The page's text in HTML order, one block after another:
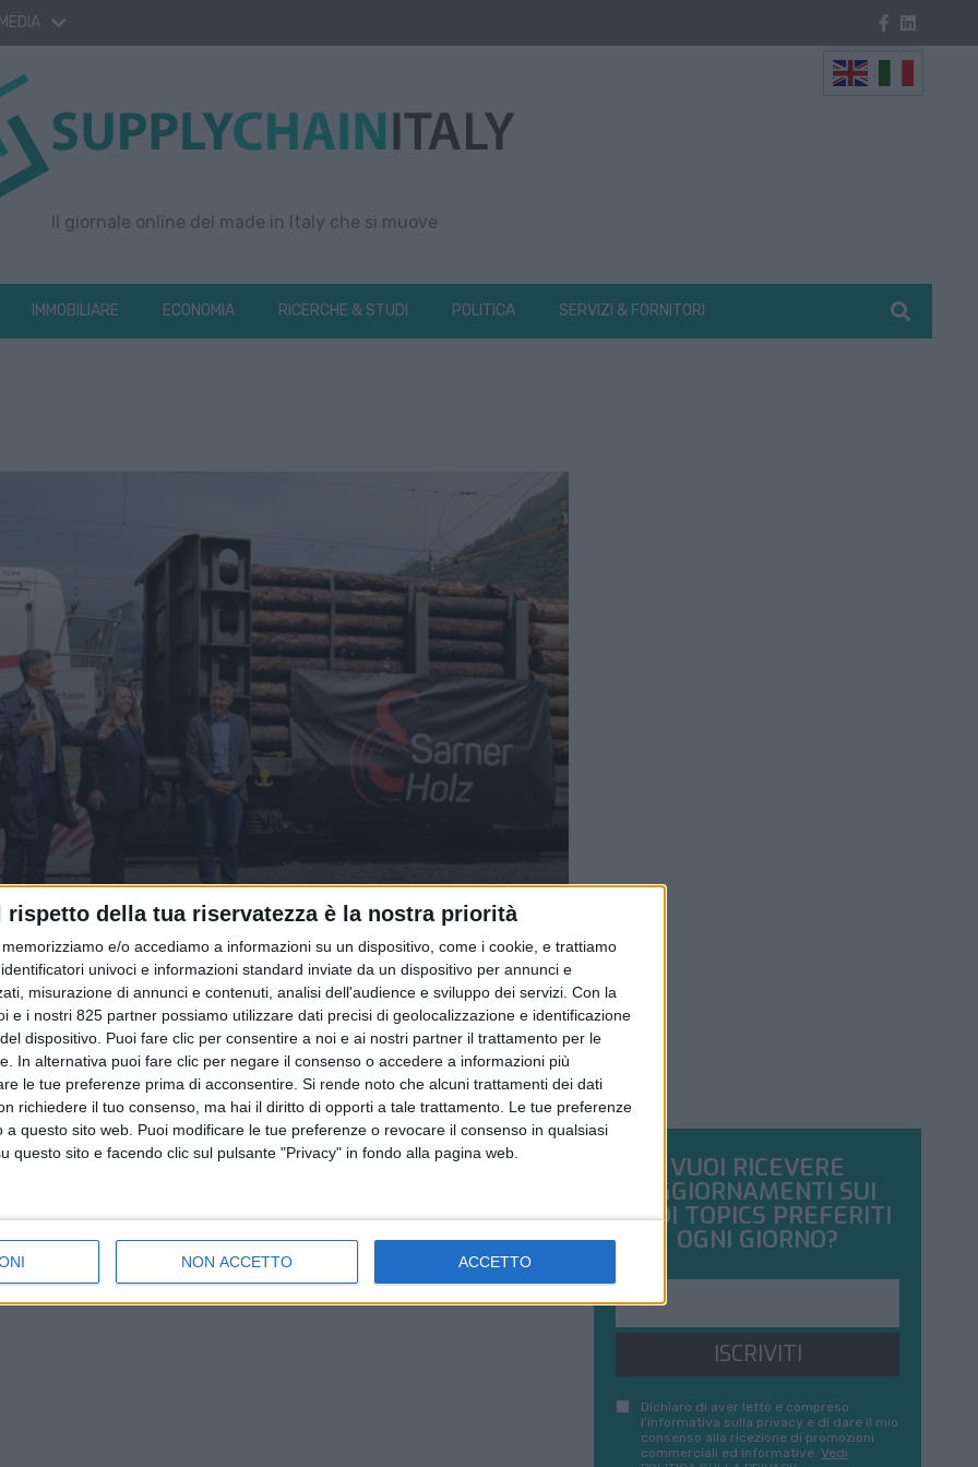
rispetto della tua riservatezza è la nostra priorità
memorizziamo e/o accediamo a informazioni su un dispositivo, come i cookie, e trattiamo
univoci e informazioni standard inviate da un dispositivo per annunci e
misurazione di annunci e contenuti, analisi dell'audience e sviluppo dei servizi. Con la
e i nostri 825 partner possiamo utilizzare dati precisi di geolocalizzazione e identificazione
dispositivo. Puoi fare clic per consentire a noi e ai nostri partner il trattamento per le
In alternativa puoi fare clic per negare il consenso o accedere a informazioni più
le tue preferenze prima di acconsentire. Si rende noto che alcuni trattamenti dei dati
richiedere il tuo consenso, ma hai il diritto di opporti a tale trattamento. Le tue preferenze
a questo sito web. Puoi modificare le tue preferenze o revocare il consenso in qualsiasi
questo sito e facendo clic sul pulsante "Privacy" in fondo alla pagina web.
NON ACCETTO ACCETTO
Il giornale online del made in Italy che si muove
IMMOBILIARE ECONOMIA RICERCHE & STUDI POLITICA SERVIZI & FORNITORI
tra Bolzano e il Tirolo
VUOI RICEVERE
AGGIORNAMENTI SUI
TUOI TOPICS PREFERITI
OGNI GIORNO?
ISCRIVITI
Dichiaro di aver letto e compreso
l'informativa sulla privacy e di dare il mio
consenso alla ricezione di promozioni
commerciali ed informative. Vedi